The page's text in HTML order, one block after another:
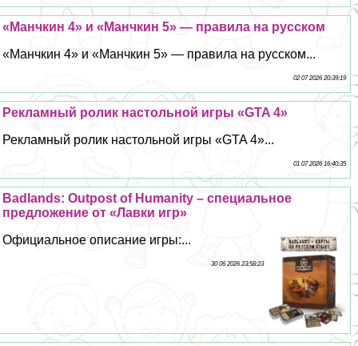
«Манчкин 4» и «Манчкин 5» — правила на русском
«Манчкин 4» и «Манчкин 5» — правила на русском...
02 07 2026 20:39:19
Рекламный ролик настольной игры «GTA 4»
Рекламный ролик настольной игры «GTA 4»...
01 07 2026 16:40:35
Badlands: Outpost of Humanity – специальное
предложение от «Лавки игр»
Официальное описание игры:...
30 06 2026 23:58:23